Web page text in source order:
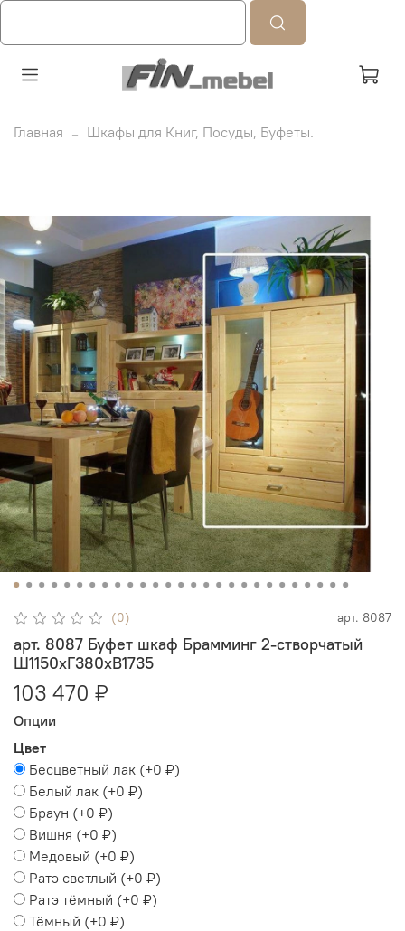
Главная Шкафы для Книг, Посуды, Буфеты.
(0) арт. 8087
арт. 8087 Буфет шкаф Брамминг 2-створчатый
Ш1150хГ380хВ1735
103 470 ₽
Опции
Цвет
Бесцветный лак (+0 ₽)
Белый лак (+0 ₽)
Браун (+0 ₽)
Вишня (+0 ₽)
Медовый (+0 ₽)
Ратэ светлый (+0 ₽)
Ратэ тёмный (+0 ₽)
Тёмный (+0 ₽)